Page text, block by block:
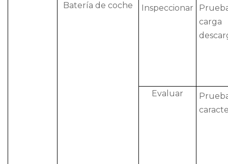
Batería de coche Inspeccionar
Evaluar